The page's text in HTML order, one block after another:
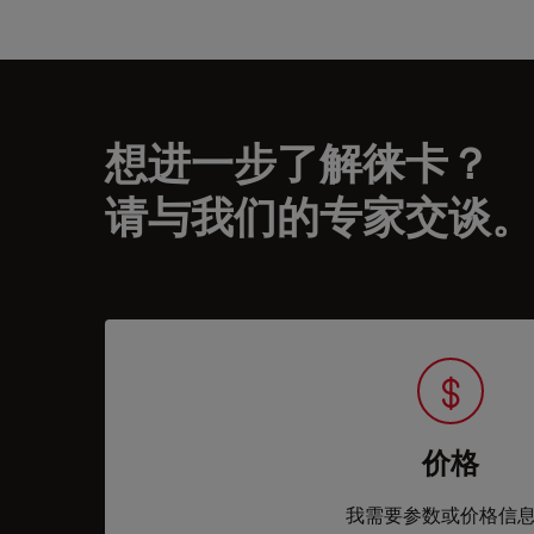
想进一步了解徕卡？
请与我们的专家交谈。
价格
我需要参数或价格信